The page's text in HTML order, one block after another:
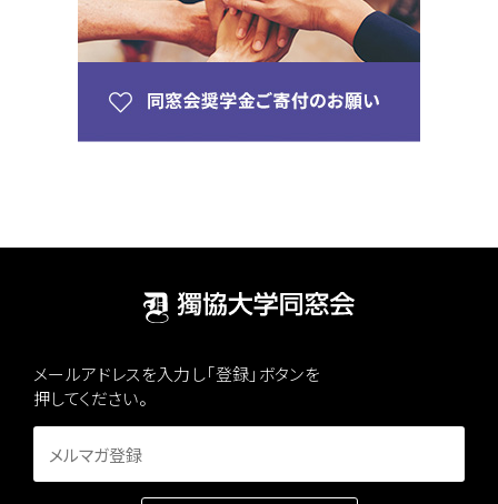
メールアドレスを入力し「登録」ボタンを
押してください。